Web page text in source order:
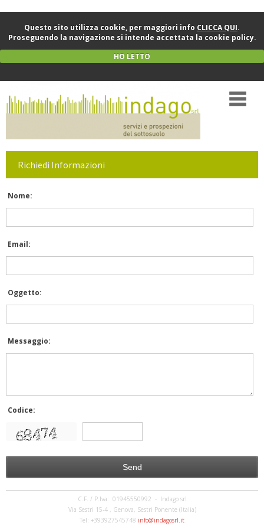
Questo sito utilizza cookie, per maggiori info CLICCA QUI.
Proseguendo la navigazione si intende accettata la cookie policy.
HO LETTO
Richiedi Informazioni
Nome:
Email:
Oggetto:
Messaggio:
Codice:
C.F. / P.Iva: 01945550992 - Indago srl
Via Sestri 15-4 , Genova, Sestri Ponente (Italia)
Tel: +393927545748 info@indagosrl.it